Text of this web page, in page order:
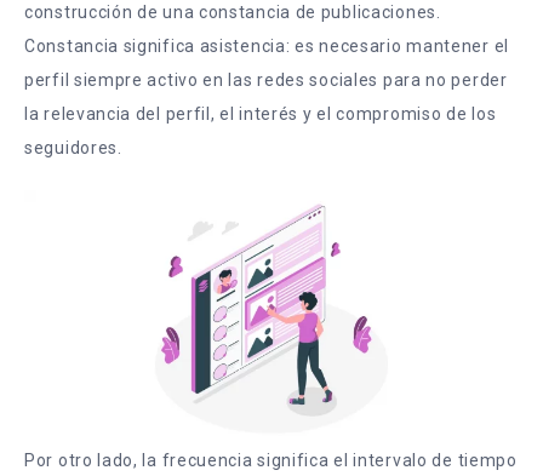
construcción de una constancia de publicaciones.
Constancia significa asistencia: es necesario mantener el
perfil siempre activo en las redes sociales para no perder
la relevancia del perfil, el interés y el compromiso de los
seguidores.
Por otro lado, la frecuencia significa el intervalo de tiempo